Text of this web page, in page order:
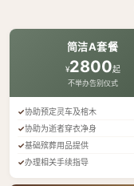
简洁A套餐
¥2800起
不举办告别仪式
协助预定灵车及棺木
协助为逝者穿衣净身
基础殡葬用品提供
办理相关手续指导